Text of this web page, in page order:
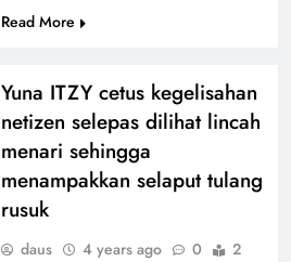
Read More
Yuna ITZY cetus kegelisahan
netizen selepas dilihat lincah
menari sehingga
menampakkan selaput tulang
rusuk
daus 4 years ago 0
2